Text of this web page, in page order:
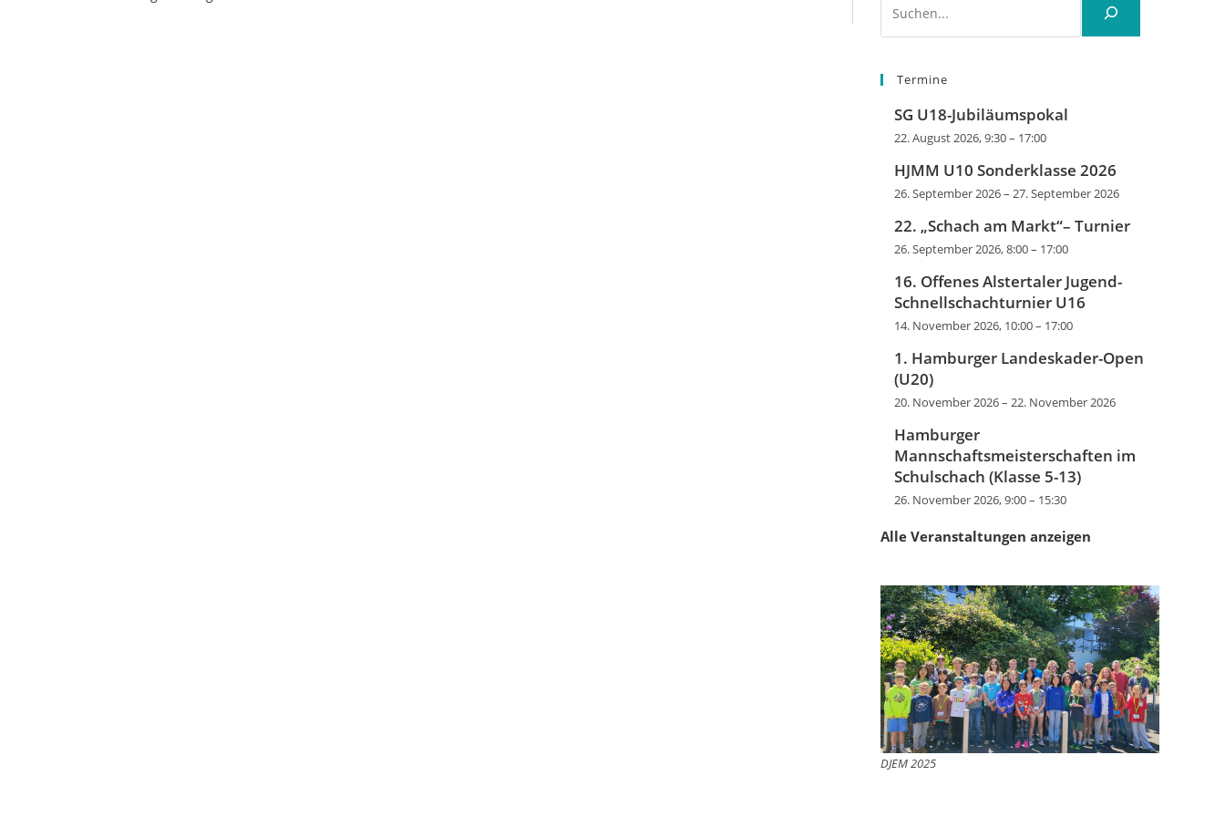
Termine
SG U18-Jubiläumspokal
22. August 2026, 9:30– 17:00
HJMM U10 Sonderklasse 2026
26. September 2026– 27. September 2026
22. „Schach am Markt“– Turnier
26. September 2026, 8:00– 17:00
16. Offenes Alstertaler Jugend-
Schnellschachturnier U16
14. November 2026, 10:00– 17:00
1. Hamburger Landeskader-Open
(U20)
20. November 2026– 22. November 2026
Hamburger
Mannschaftsmeisterschaften im
Schulschach (Klasse 5-13)
26. November 2026, 9:00– 15:30
Alle Veranstaltungen anzeigen
DJEM 2025